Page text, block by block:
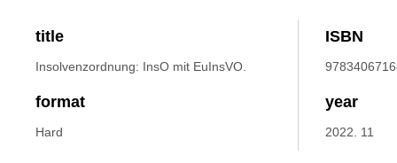
title
Insolvenzordnung: InsO mit EuInsVO.
ISBN
format
Hard
year
2022. 11